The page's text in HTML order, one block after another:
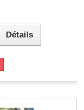
Détails